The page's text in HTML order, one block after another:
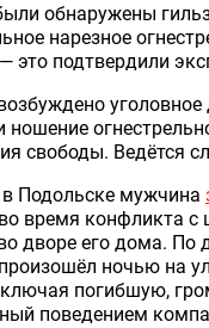
обнаружены
нарезное
это подтвердили
ношение
свободы. Ведётся
Подольске мужчина
время конфликта
дворе его дома. По
ночью на
погибшую,
поведением